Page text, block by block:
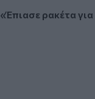
«Έπιασε ρακέτα